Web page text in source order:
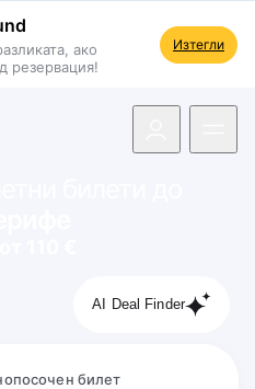
ако
резервация!
Изтегли
AI Deal Finder
билет